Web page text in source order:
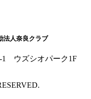
人奈良クラブ
1
ウズシオパーク1F